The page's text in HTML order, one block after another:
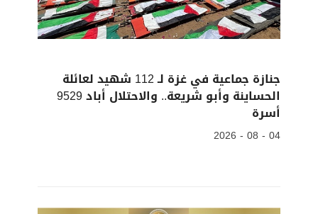
جنازة جماعية في غزة لـ 112 شهيد لعائلة
الحساينة وأبو شريعة.. والاحتلال أباد 9529
أسرة
04 - 08 - 2026